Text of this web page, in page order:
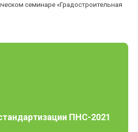
семинаре «Градостроительная
ПНС-2021